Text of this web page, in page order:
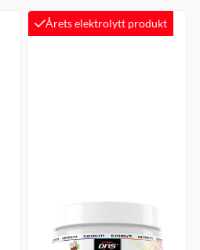
Årets elektrolytt produkt